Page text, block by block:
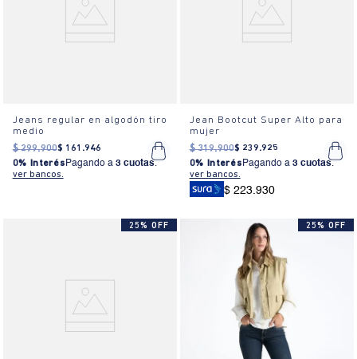
Jeans regular en algodón tiro
medio
$ 299.900$ 161 .946
0% Interés Pagando a 3 cuotas.
ver bancos.
Jean Bootcut Super Alto para
mujer
$ 319.900$ 239.925
0% Interés Pagando a 3 cuotas.
ver bancos.
$ 223.930
25% OFF 25% OFF